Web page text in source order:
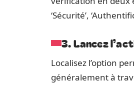
‘Sécurité’,
3. Lancez
Localisez l’option
généralement à